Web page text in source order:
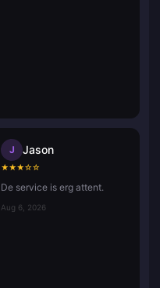
J Jason
★★★☆☆
De service is erg attent.
Aug 6, 2026